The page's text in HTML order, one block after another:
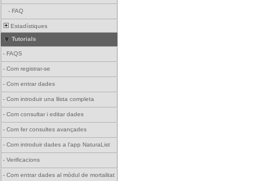
- FAQ
Estadístiques
Tutorials
- FAQS
- Com registrar-se
- Com entrar dades
- Com introduir una llista completa
- Com consultar i editar dades
- Com fer consultes avançades
- Com introduir dades a l'app NaturaList
- Verificacions
- Com entrar dades al mòdul de mortalitat